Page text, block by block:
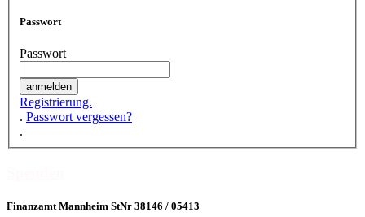
Passwort
Passwort
Registrierung.
. Passwort vergessen?
.
Finanzamt Mannheim StNr 38146 / 05413